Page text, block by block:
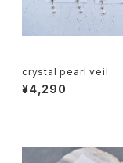
crystal pearl veil
¥4,290